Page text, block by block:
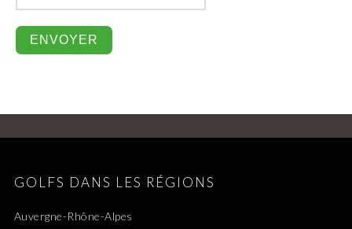
GOLFS DANS LES RÉGIONS
Auvergne-Rhône-Alpes